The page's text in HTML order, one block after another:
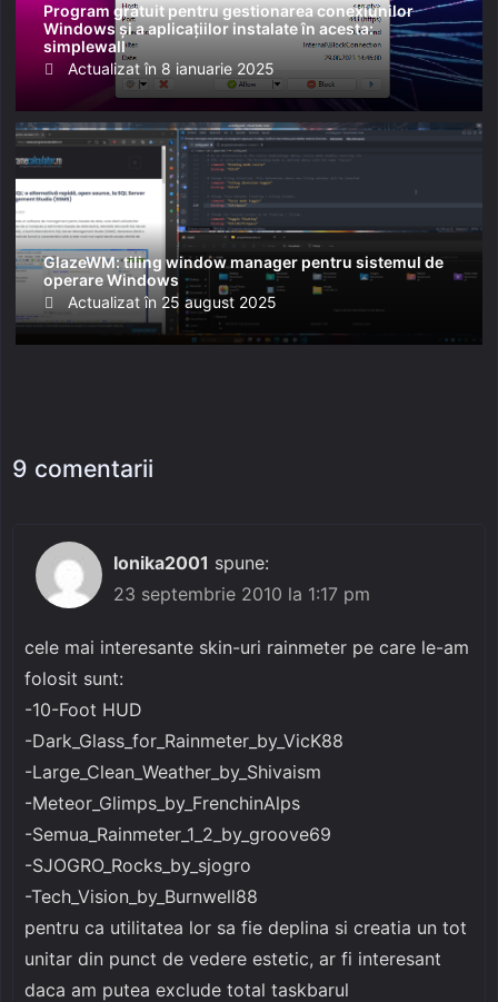
Program gratuit pentru gestionarea conexiunilor
Windows și a aplicațiilor instalate în acesta:
simplewall
Posted
Actualizat în 8 ianuarie 2025
GlazeWM: tiling window manager pentru sistemul de
operare Windows
Posted
on
Actualizat în 25 august 2025
9 comentarii
Ionika2001 spune:
23 septembrie 2010 la 1:17 pm
cele mai interesante skin-uri rainmeter pe care le-am
folosit sunt:
-10-Foot HUD
-Dark_Glass_for_Rainmeter_by_VicK88
-Large_Clean_Weather_by_Shivaism
-Meteor_Glimps_by_FrenchinAlps
-Semua_Rainmeter_1_2_by_groove69
-SJOGRO_Rocks_by_sjogro
-Tech_Vision_by_Burnwell88
pentru ca utilitatea lor sa fie deplina si creatia un tot
unitar din punct de vedere estetic, ar fi interesant
daca am putea exclude total taskbarul